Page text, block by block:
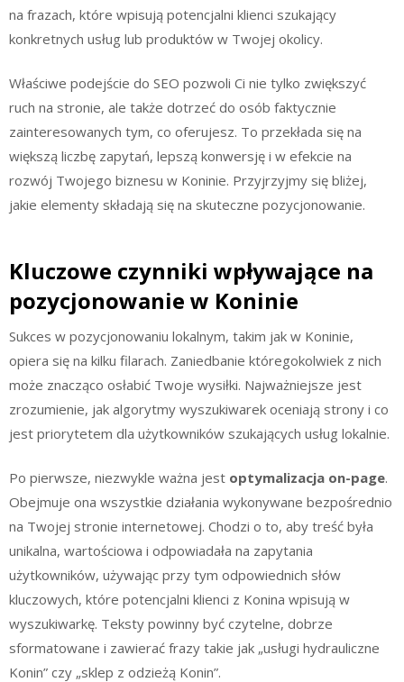
na frazach, które wpisują potencjalni klienci szukający
konkretnych usług lub produktów w Twojej okolicy.
Właściwe podejście do SEO pozwoli Ci nie tylko zwiększyć
ruch na stronie, ale także dotrzeć do osób faktycznie
zainteresowanych tym, co oferujesz. To przekłada się na
większą liczbę zapytań, lepszą konwersję i w efekcie na
rozwój Twojego biznesu w Koninie. Przyjrzyjmy się bliżej,
jakie elementy składają się na skuteczne pozycjonowanie.
Kluczowe czynniki wpływające na
pozycjonowanie w Koninie
Sukces w pozycjonowaniu lokalnym, takim jak w Koninie,
opiera się na kilku filarach. Zaniedbanie któregokolwiek z nich
może znacząco osłabić Twoje wysiłki. Najważniejsze jest
zrozumienie, jak algorytmy wyszukiwarek oceniają strony i co
jest priorytetem dla użytkowników szukających usług lokalnie.
Po pierwsze, niezwykle ważna jest optymalizacja on-page.
Obejmuje ona wszystkie działania wykonywane bezpośrednio
na Twojej stronie internetowej. Chodzi o to, aby treść była
unikalna, wartościowa i odpowiadała na zapytania
użytkowników, używając przy tym odpowiednich słów
kluczowych, które potencjalni klienci z Konina wpisują w
wyszukiwarkę. Teksty powinny być czytelne, dobrze
sformatowane i zawierać frazy takie jak „usługi hydrauliczne
Konin” czy „sklep z odzieżą Konin”.